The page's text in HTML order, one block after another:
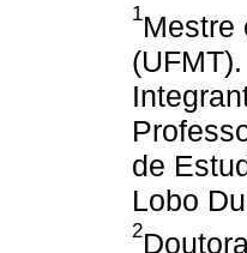
1Mestre
de
Lobo
2